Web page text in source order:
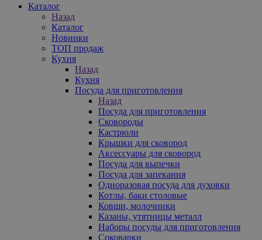
Каталог
Назад
Каталог
Новинки
ТОП продаж
Кухня
Назад
Кухня
Посуда для приготовления
Назад
Посуда для приготовления
Сковороды
Кастрюли
Крышки для сковород
Аксессуары для сковород
Посуда для выпечки
Посуда для запекания
Одноразовая посуда для духовки
Котлы, баки столовые
Ковши, молочники
Казаны, утятницы металл
Наборы посуды для приготовления
Соковарки